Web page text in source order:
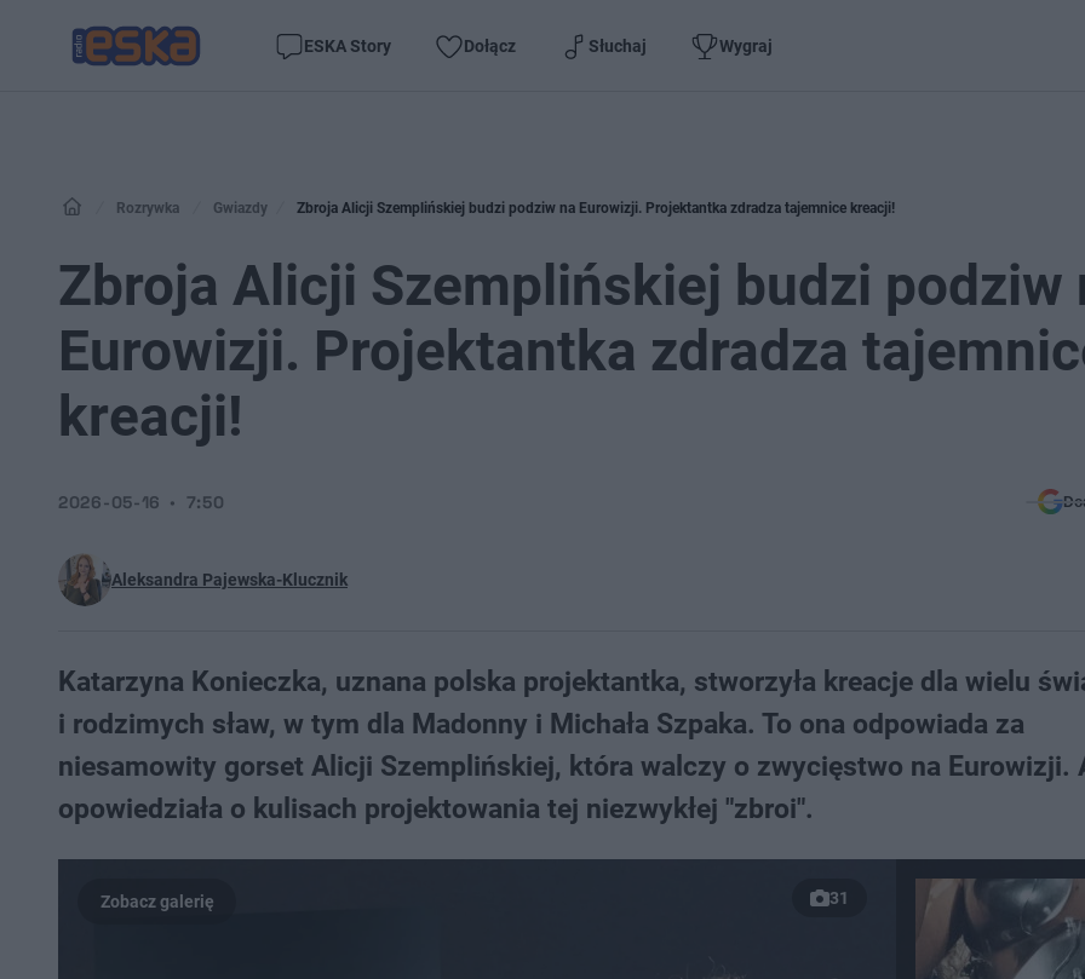
ESKA Story Dołącz Słuchaj Wygraj
Rozrywka Gwiazdy Zbroja Alicji Szemplińskiej budzi podziw na Eurowizji. Projektantka zdradza tajemnice kreacji!
Zbroja Alicji Szemplińskiej budzi podziw
Eurowizji. Projektantka zdradza
kreacji!
Aleksandra Pajewska-Klucznik
2026-05-16 7:50
Katarzyna Konieczka, uznana polska projektantka, stworzyła kreacje dla wielu
i rodzimych sław, w tym dla Madonny i Michała Szpaka. To ona odpowiada za
niesamowity gorset Alicji Szemplińskiej, która walczy o zwycięstwo na Eurowizji.
opowiedziała o kulisach projektowania tej niezwykłej "zbroi".
31